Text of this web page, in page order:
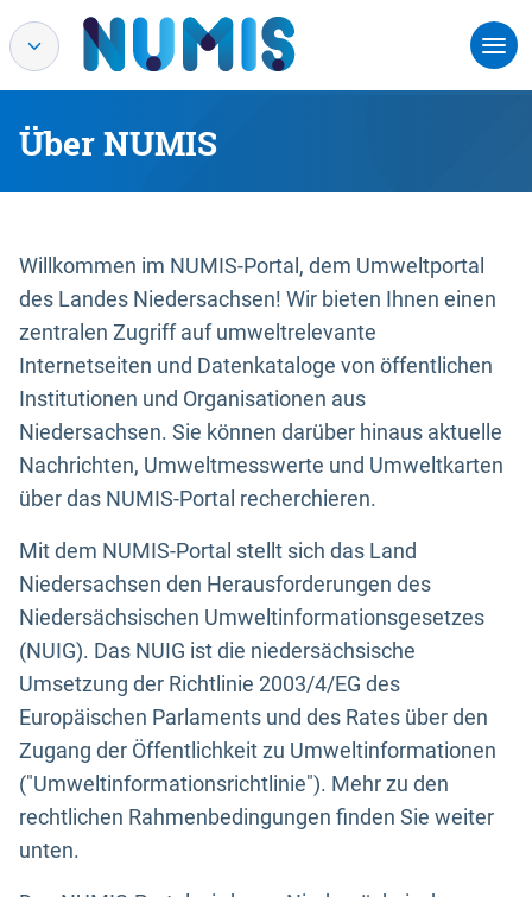
Über NUMIS
Willkommen im NUMIS-Portal, dem Umweltportal
des Landes Niedersachsen! Wir bieten Ihnen einen
zentralen Zugriff auf umweltrelevante
Internetseiten und Datenkataloge von öffentlichen
Institutionen und Organisationen aus
Niedersachsen. Sie können darüber hinaus aktuelle
Nachrichten, Umweltmesswerte und Umweltkarten
über das NUMIS-Portal recherchieren.
Mit dem NUMIS-Portal stellt sich das Land
Niedersachsen den Herausforderungen des
Niedersächsischen Umweltinformationsgesetzes
(NUIG). Das NUIG ist die niedersächsische
Umsetzung der Richtlinie 2003/4/EG des
Europäischen Parlaments und des Rates über den
Zugang der Öffentlichkeit zu Umweltinformationen
("Umweltinformationsrichtlinie"). Mehr zu den
rechtlichen Rahmenbedingungen finden Sie weiter
unten.